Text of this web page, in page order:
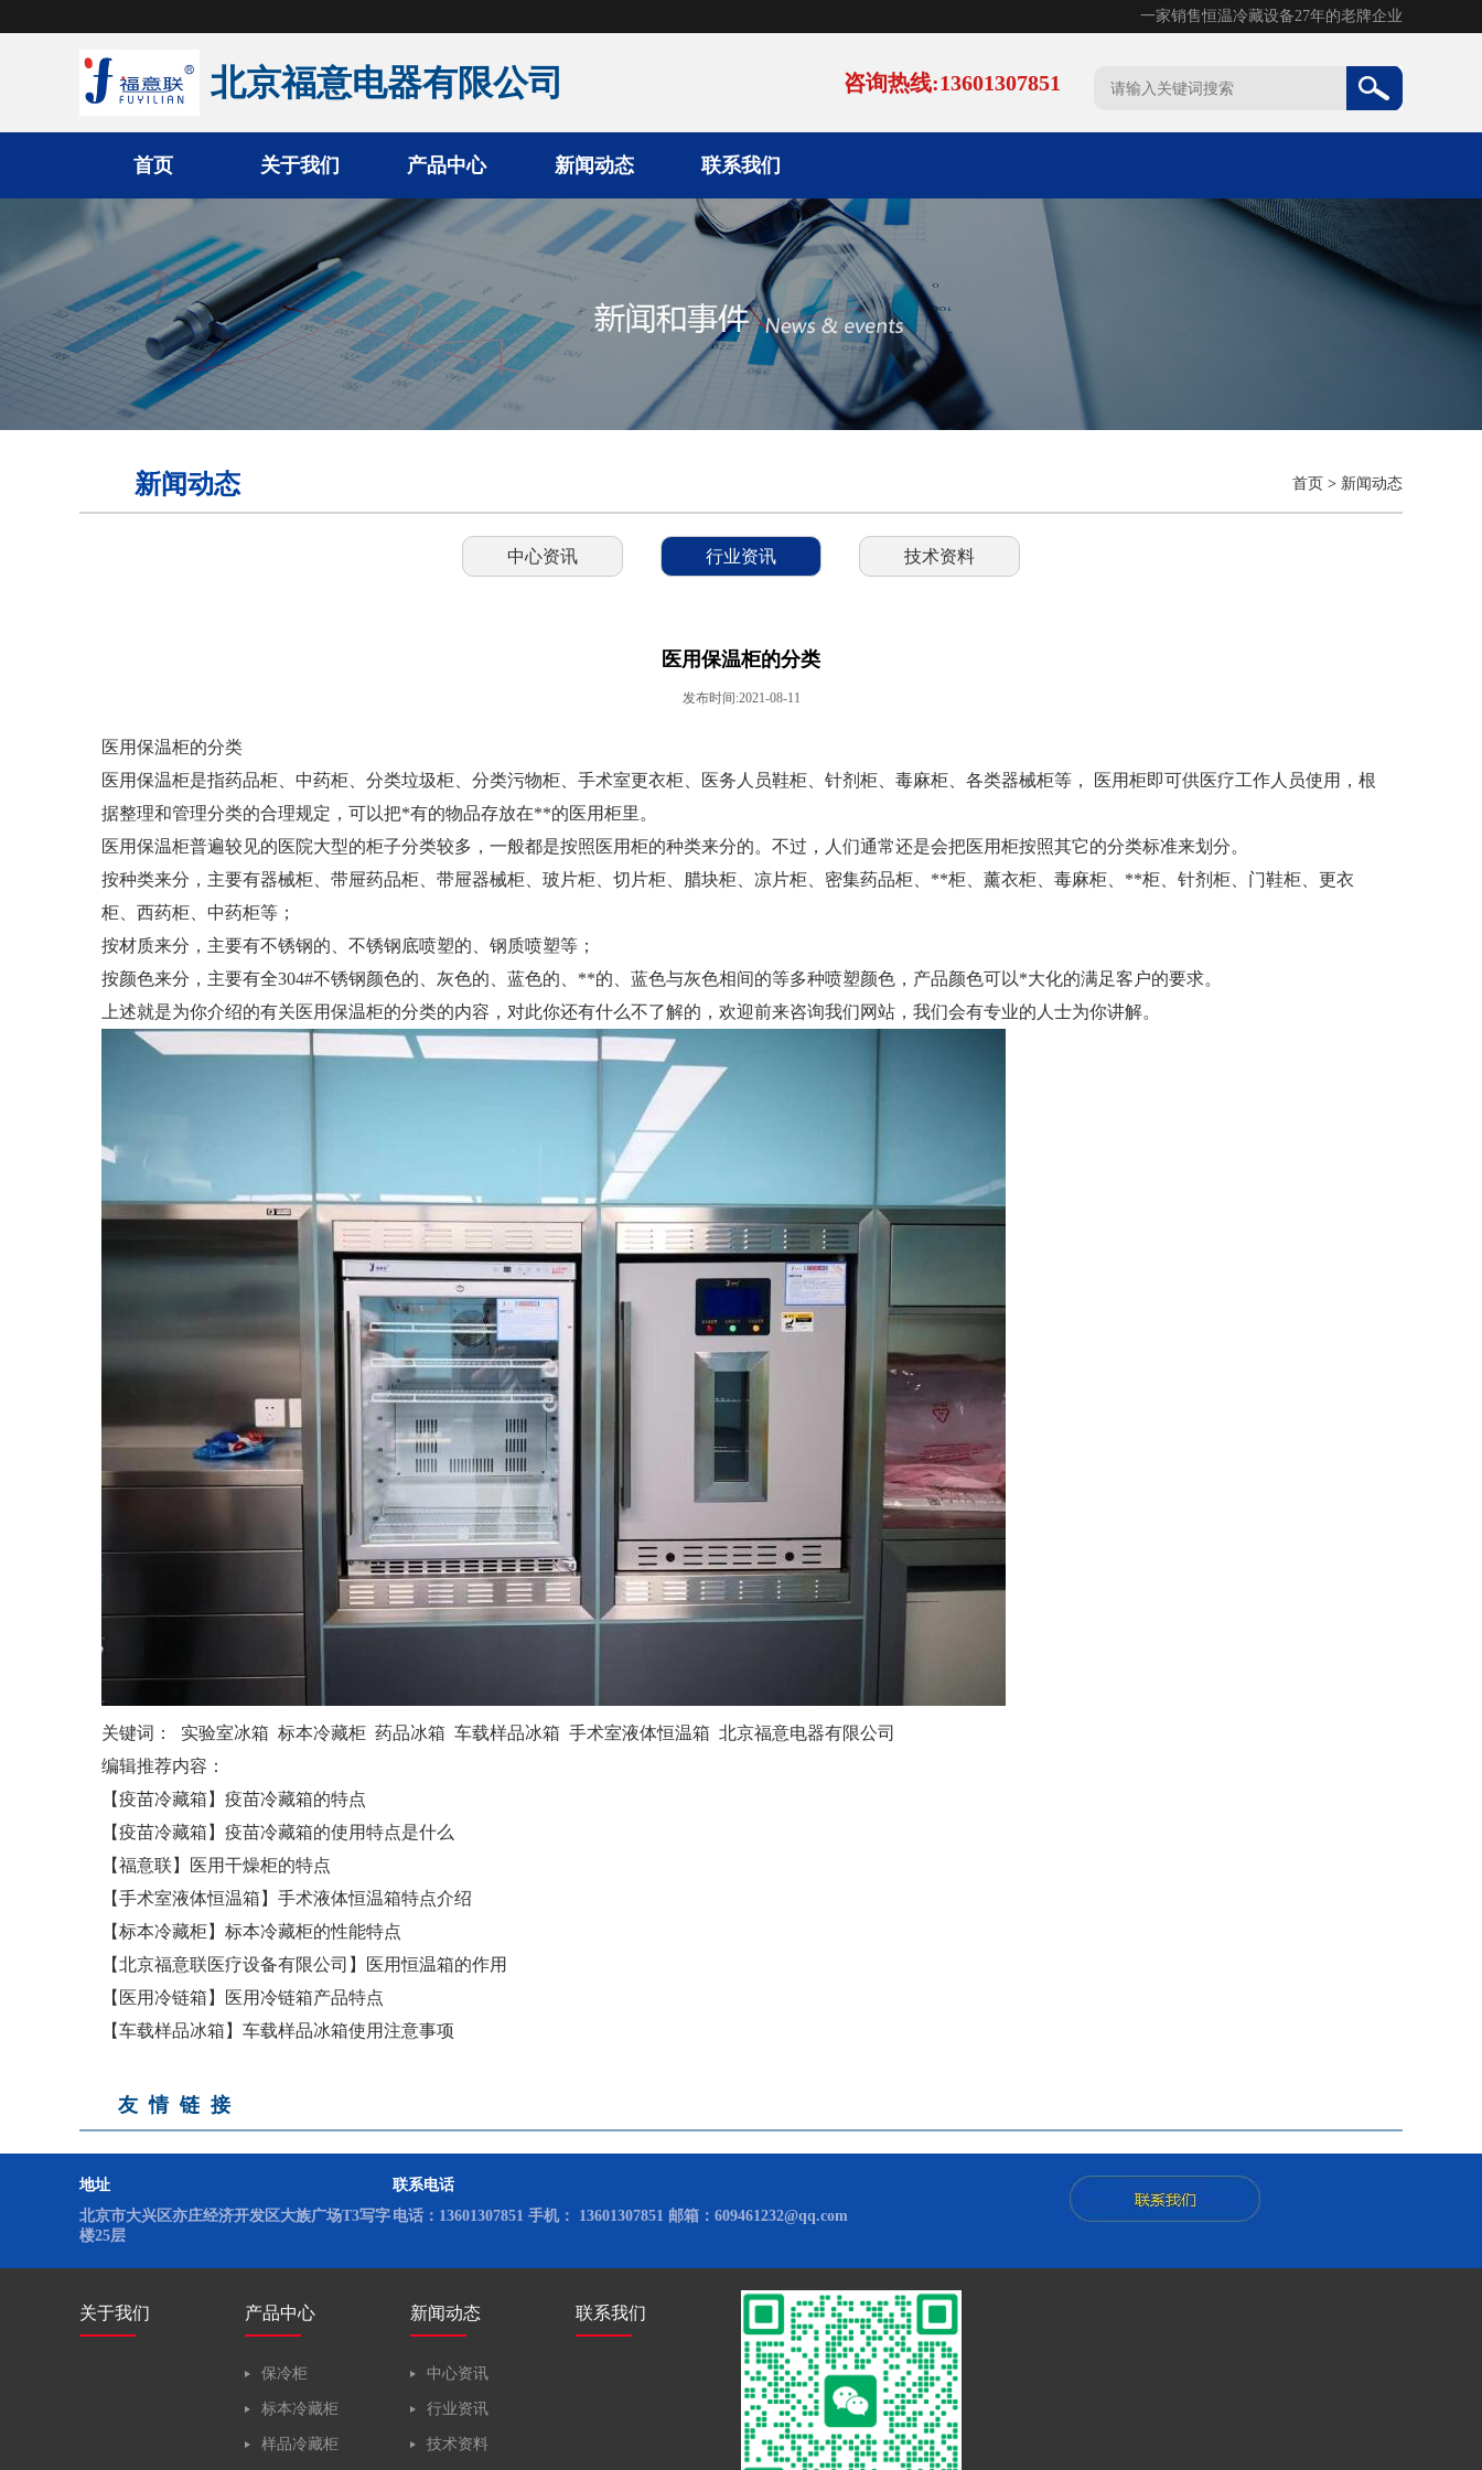
一家销售恒温冷藏设备27年的老牌企业
北京福意电器有限公司 咨询热线:13601307851
首页 关于我们 产品中心 新闻动态 联系我们
新闻动态 首页 > 新闻动态
中心资讯 行业资讯 技术资料
医用保温柜的分类
发布时间:2021-08-11
医用保温柜的分类
医用保温柜是指药品柜、中药柜、分类垃圾柜、分类污物柜、手术室更衣柜、医务人员鞋柜、针剂柜、毒麻柜、各类器械柜等， 医用柜即可供医疗工作人员使用，根
据整理和管理分类的合理规定，可以把*有的物品存放在**的医用柜里。
医用保温柜普遍较见的医院大型的柜子分类较多，一般都是按照医用柜的种类来分的。不过，人们通常还是会把医用柜按照其它的分类标准来划分。
按种类来分，主要有器械柜、带屉药品柜、带屉器械柜、玻片柜、切片柜、腊块柜、凉片柜、密集药品柜、**柜、薰衣柜、毒麻柜、**柜、针剂柜、门鞋柜、更衣
柜、西药柜、中药柜等；
按材质来分，主要有不锈钢的、不锈钢底喷塑的、钢质喷塑等；
按颜色来分，主要有全304#不锈钢颜色的、灰色的、蓝色的、**的、蓝色与灰色相间的等多种喷塑颜色，产品颜色可以*大化的满足客户的要求。
上述就是为你介绍的有关医用保温柜的分类的内容，对此你还有什么不了解的，欢迎前来咨询我们网站，我们会有专业的人士为你讲解。
关键词： 实验室冰箱 标本冷藏柜 药品冰箱 车载样品冰箱 手术室液体恒温箱 北京福意电器有限公司
编辑推荐内容：
【疫苗冷藏箱】疫苗冷藏箱的特点
【疫苗冷藏箱】疫苗冷藏箱的使用特点是什么
【福意联】医用干燥柜的特点
【手术室液体恒温箱】手术液体恒温箱特点介绍
【标本冷藏柜】标本冷藏柜的性能特点
【北京福意联医疗设备有限公司】医用恒温箱的作用
【医用冷链箱】医用冷链箱产品特点
【车载样品冰箱】车载样品冰箱使用注意事项
友情链接
地址
北京市大兴区亦庄经济开发区大族广场T3写字
楼25层
联系电话
电话：13601307851 手机： 13601307851 邮箱：609461232@qq.com
关于我们 产品中心
保冷柜
标本冷藏柜
样品冷藏柜
新闻动态
中心资讯
行业资讯
技术资料
联系我们
手术室恒温箱
医用液体加温柜
医用加温箱
医用冷藏柜
冷链运输箱
物证保管柜
锂电池测试恒温箱
实验室低温冰箱